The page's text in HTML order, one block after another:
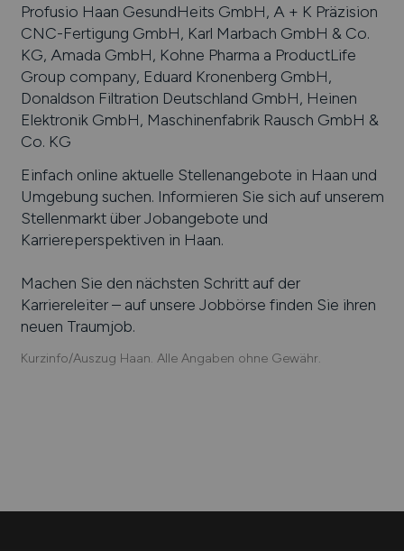
Profusio Haan GesundHeits GmbH, A + K Präzision
CNC-Fertigung GmbH, Karl Marbach GmbH & Co.
KG, Amada GmbH, Kohne Pharma a ProductLife
Group company, Eduard Kronenberg GmbH,
Donaldson Filtration Deutschland GmbH, Heinen
Elektronik GmbH, Maschinenfabrik Rausch GmbH &
Co. KG
Einfach online aktuelle Stellenangebote in Haan und
Umgebung suchen. Informieren Sie sich auf unserem
Stellenmarkt über Jobangebote und
Karriereperspektiven in Haan.
Machen Sie den nächsten Schritt auf der
Karriereleiter – auf unsere Jobbörse finden Sie ihren
neuen Traumjob.
Kurzinfo/Auszug Haan. Alle Angaben ohne Gewähr.